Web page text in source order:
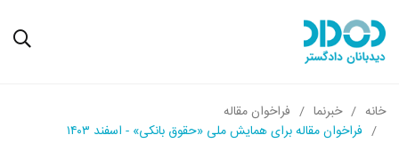
خانه خبرنما
فراخوان مقاله
فراخوان مقاله برای همایش ملی «حقوق بانکی» - اسفند ۱۴۰۳